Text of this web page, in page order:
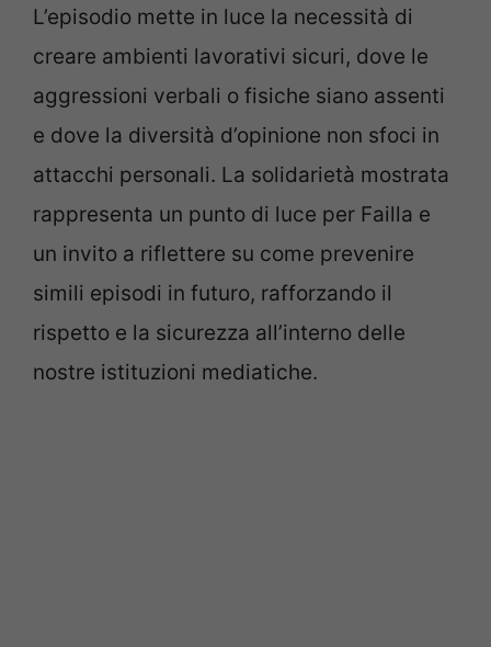
L’episodio mette in luce la necessità di
creare ambienti lavorativi sicuri, dove le
aggressioni verbali o fisiche siano assenti
e dove la diversità d’opinione non sfoci in
attacchi personali. La solidarietà mostrata
rappresenta un punto di luce per Failla e
un invito a riflettere su come prevenire
simili episodi in futuro, rafforzando il
rispetto e la sicurezza all’interno delle
nostre istituzioni mediatiche.